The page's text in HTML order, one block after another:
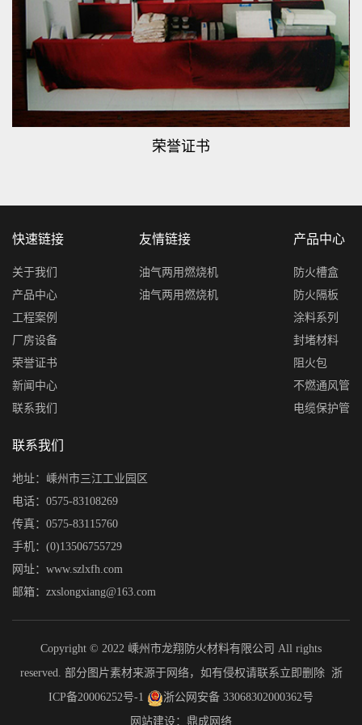
荣誉证书
快速链接
关于我们
产品中心
工程案例
厂房设备
荣誉证书
新闻中心
联系我们
友情链接
油气两用燃烧机
油气两用燃烧机
产品中心
防火槽盒
防火隔板
涂料系列
封堵材料
阻火包
不燃通风管
电缆保护管
联系我们
地址：嵊州市三江工业园区
电话：0575-83108269
传真：0575-83115760
手机：(0)13506755729
网址：www.szlxfh.com
邮箱：zxslongxiang@163.com
Copyright © 2022 嵊州市龙翔防火材料有限公司 All rights
reserved. 部分图片素材来源于网络，如有侵权请联系立即删除 浙
ICP备20006252号-1
浙公网安备 33068302000362号
网站建设：鼎成网络